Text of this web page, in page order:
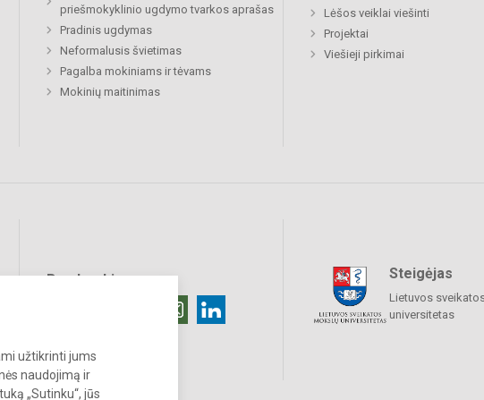
užtikrinti jums
naudojimą ir
„Sutinku“, jūs
priešmokyklinio ugdymo tvarkos aprašas
Pradinis ugdymas
Neformalusis švietimas
Pagalba mokiniams ir tėvams
Mokinių maitinimas
Lėšos veiklai viešinti
Projektai
Viešieji pirkimai
Bendraukime Steigėjas
Lietuvos
universitetas